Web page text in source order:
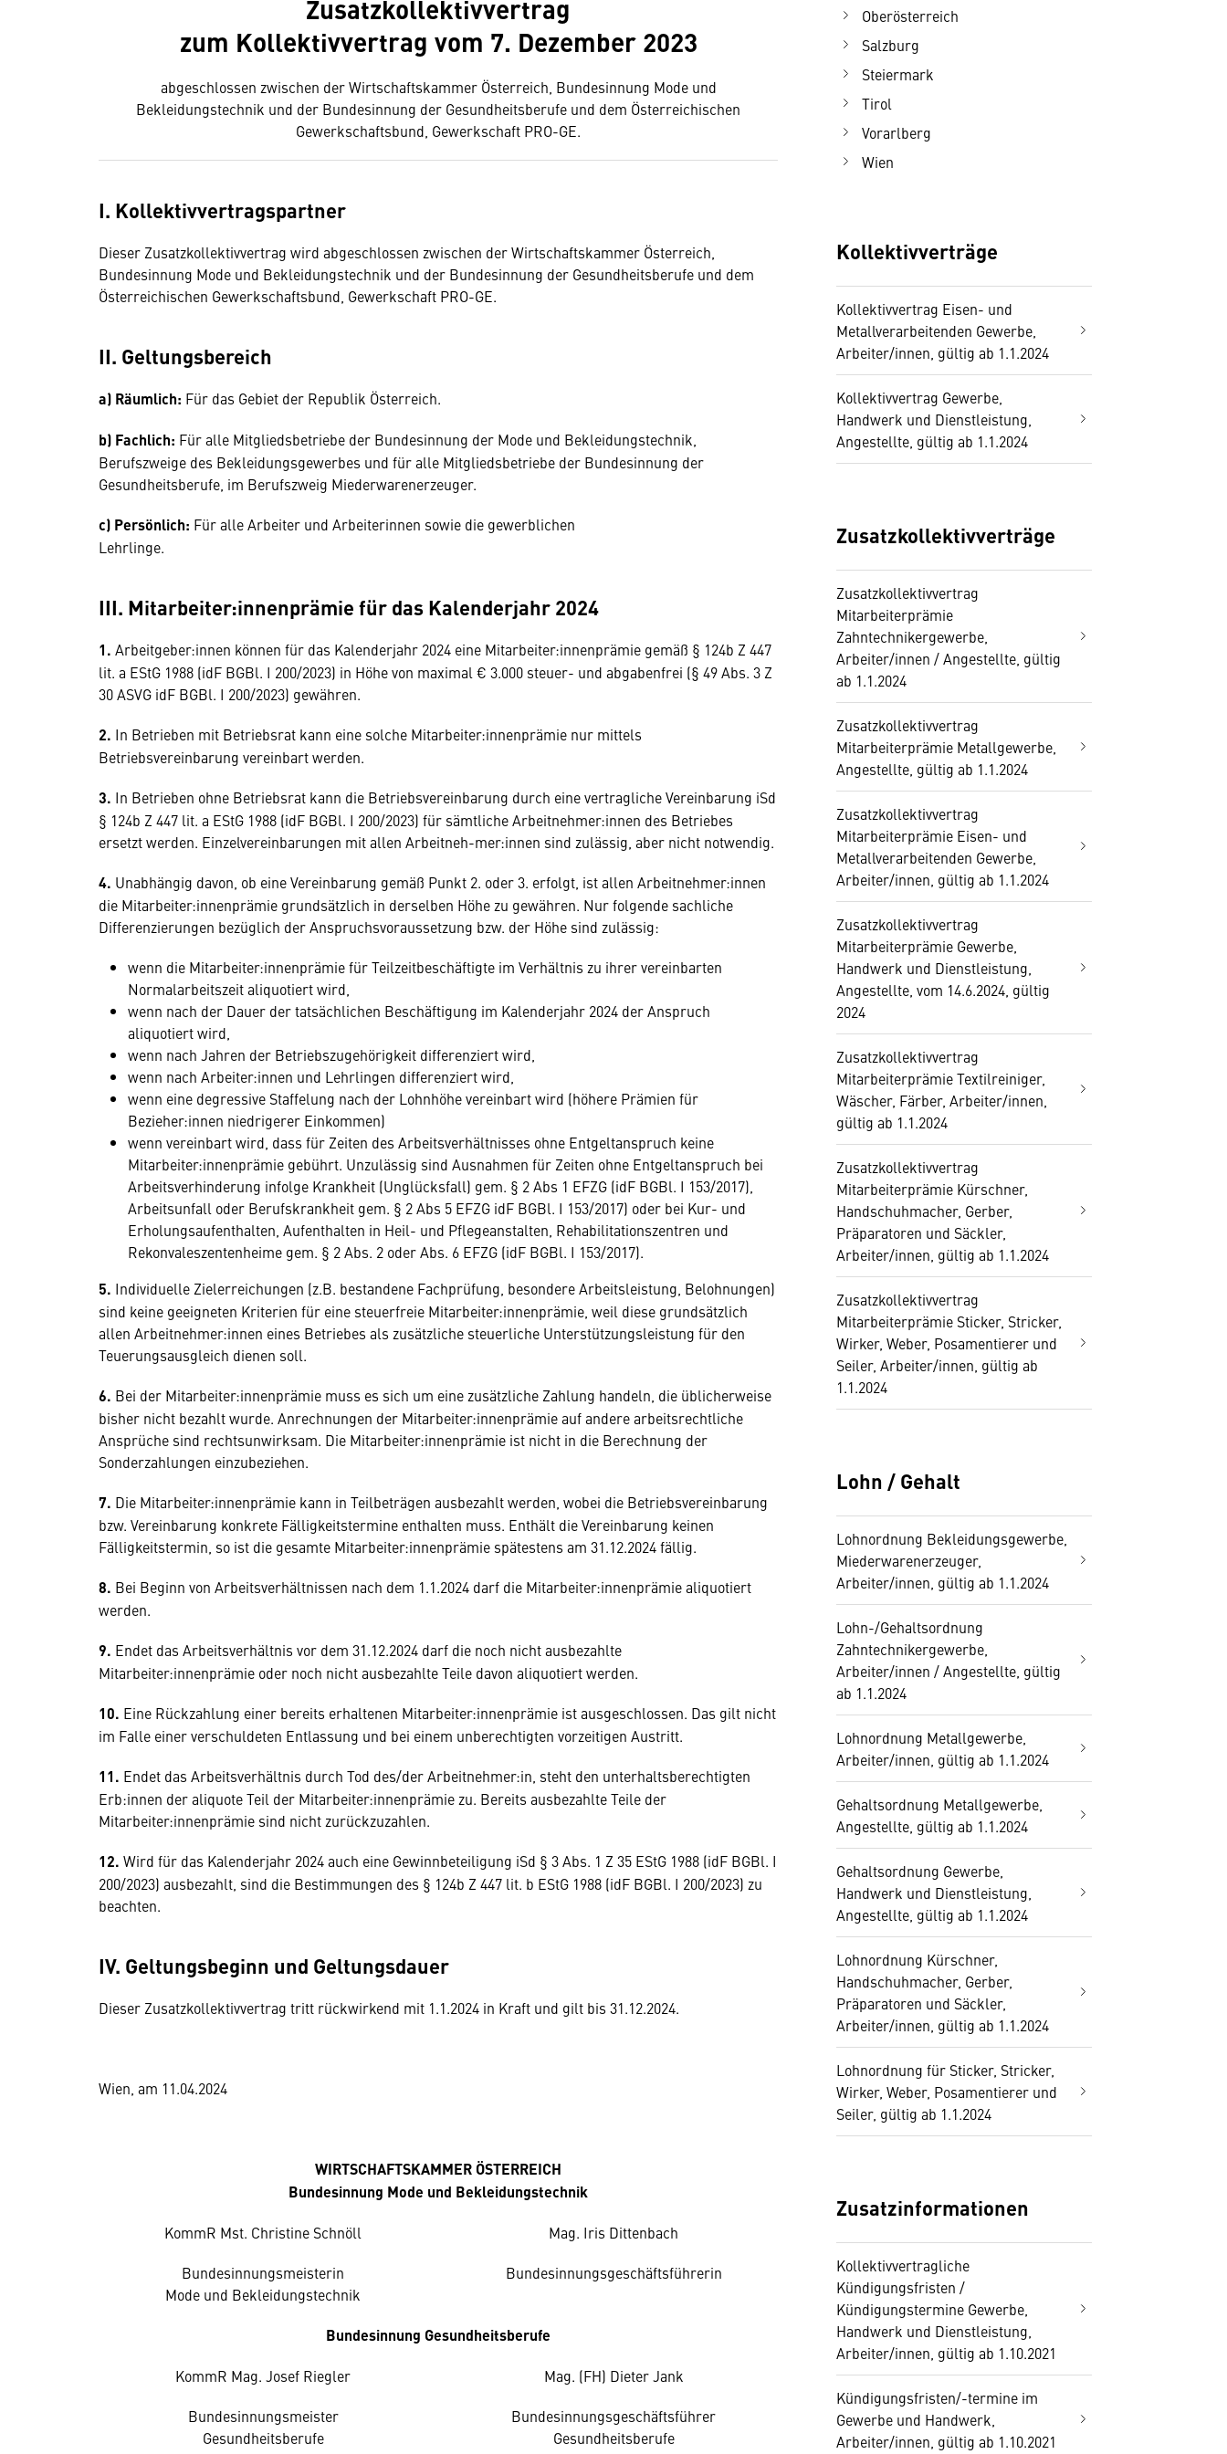
Zusatzkollektivvertrag
zum Kollektivvertrag vom 7. Dezember 2023
abgeschlossen zwischen der Wirtschaftskammer Österreich, Bundesinnung Mode und
Bekleidungstechnik und der Bundesinnung der Gesundheitsberufe und dem Österreichischen
Gewerkschaftsbund, Gewerkschaft PRO-GE.
I. Kollektivvertragspartner
Dieser Zusatzkollektivvertrag wird abgeschlossen zwischen der Wirtschaftskammer Österreich,
Bundesinnung Mode und Bekleidungstechnik und der Bundesinnung der Gesundheitsberufe und dem
Österreichischen Gewerkschaftsbund, Gewerkschaft PRO-GE.
II. Geltungsbereich
a) Räumlich: Für das Gebiet der Republik Österreich.
b) Fachlich: Für alle Mitgliedsbetriebe der Bundesinnung der Mode und Bekleidungstechnik,
Berufszweige des Bekleidungsgewerbes und für alle Mitgliedsbetriebe der Bundesinnung der
Gesundheitsberufe, im Berufszweig Miederwarenerzeuger.
c) Persönlich: Für alle Arbeiter und Arbeiterinnen sowie die gewerblichen
Lehrlinge.
III. Mitarbeiter:innenprämie für das Kalenderjahr 2024
1. Arbeitgeber:innen können für das Kalenderjahr 2024 eine Mitarbeiter:innenprämie gemäß § 124b Z 447
lit. a EStG 1988 (idF BGBl. I 200/2023) in Höhe von maximal € 3.000 steuer- und abgabenfrei (§ 49 Abs. 3 Z
30 ASVG idF BGBl. I 200/2023) gewähren.
2. In Betrieben mit Betriebsrat kann eine solche Mitarbeiter:innenprämie nur mittels
Betriebsvereinbarung vereinbart werden.
3. In Betrieben ohne Betriebsrat kann die Betriebsvereinbarung durch eine vertragliche Vereinbarung iSd
§ 124b Z 447 lit. a EStG 1988 (idF BGBl. I 200/2023) für sämtliche Arbeitnehmer:innen des Betriebes
ersetzt werden. Einzelvereinbarungen mit allen Arbeitneh-mer:innen sind zulässig, aber nicht notwendig.
4. Unabhängig davon, ob eine Vereinbarung gemäß Punkt 2. oder 3. erfolgt, ist allen Arbeitnehmer:innen
die Mitarbeiter:innenprämie grundsätzlich in derselben Höhe zu gewähren. Nur folgende sachliche
Differenzierungen bezüglich der Anspruchsvoraussetzung bzw. der Höhe sind zulässig:
wenn die Mitarbeiter:innenprämie für Teilzeitbeschäftigte im Verhältnis zu ihrer vereinbarten
Normalarbeitszeit aliquotiert wird,
wenn nach der Dauer der tatsächlichen Beschäftigung im Kalenderjahr 2024 der Anspruch
aliquotiert wird,
wenn nach Jahren der Betriebszugehörigkeit differenziert wird,
wenn nach Arbeiter:innen und Lehrlingen differenziert wird,
wenn eine degressive Staffelung nach der Lohnhöhe vereinbart wird (höhere Prämien für
Bezieher:innen niedrigerer Einkommen)
wenn vereinbart wird, dass für Zeiten des Arbeitsverhältnisses ohne Entgeltanspruch keine
Mitarbeiter:innenprämie gebührt. Unzulässig sind Ausnahmen für Zeiten ohne Entgeltanspruch bei
Arbeitsverhinderung infolge Krankheit (Unglücksfall) gem. § 2 Abs 1 EFZG (idF BGBl. I 153/2017),
Arbeitsunfall oder Berufskrankheit gem. § 2 Abs 5 EFZG idF BGBl. I 153/2017) oder bei Kur- und
Erholungsaufenthalten, Aufenthalten in Heil- und Pflegeanstalten, Rehabilitationszentren und
Rekonvaleszentenheime gem. § 2 Abs. 2 oder Abs. 6 EFZG (idF BGBl. I 153/2017).
5. Individuelle Zielerreichungen (z.B. bestandene Fachprüfung, besondere Arbeitsleistung, Belohnungen)
sind keine geeigneten Kriterien für eine steuerfreie Mitarbeiter:innenprämie, weil diese grundsätzlich
allen Arbeitnehmer:innen eines Betriebes als zusätzliche steuerliche Unterstützungsleistung für den
Teuerungsausgleich dienen soll.
6. Bei der Mitarbeiter:innenprämie muss es sich um eine zusätzliche Zahlung handeln, die üblicherweise
bisher nicht bezahlt wurde. Anrechnungen der Mitarbeiter:innenprämie auf andere arbeitsrechtliche
Ansprüche sind rechtsunwirksam. Die Mitarbeiter:innenprämie ist nicht in die Berechnung der
Sonderzahlungen einzubeziehen.
7. Die Mitarbeiter:innenprämie kann in Teilbeträgen ausbezahlt werden, wobei die Betriebsvereinbarung
bzw. Vereinbarung konkrete Fälligkeitstermine enthalten muss. Enthält die Vereinbarung keinen
Fälligkeitstermin, so ist die gesamte Mitarbeiter:innenprämie spätestens am 31.12.2024 fällig.
8. Bei Beginn von Arbeitsverhältnissen nach dem 1.1.2024 darf die Mitarbeiter:innenprämie aliquotiert
werden.
9. Endet das Arbeitsverhältnis vor dem 31.12.2024 darf die noch nicht ausbezahlte
Mitarbeiter:innenprämie oder noch nicht ausbezahlte Teile davon aliquotiert werden.
10. Eine Rückzahlung einer bereits erhaltenen Mitarbeiter:innenprämie ist ausgeschlossen. Das gilt nicht
im Falle einer verschuldeten Entlassung und bei einem unberechtigten vorzeitigen Austritt.
11. Endet das Arbeitsverhältnis durch Tod des/der Arbeitnehmer:in, steht den unterhaltsberechtigten
Erb:innen der aliquote Teil der Mitarbeiter:innenprämie zu. Bereits ausbezahlte Teile der
Mitarbeiter:innenprämie sind nicht zurückzuzahlen.
12. Wird für das Kalenderjahr 2024 auch eine Gewinnbeteiligung iSd § 3 Abs. 1 Z 35 EStG 1988 (idF BGBl. I
200/2023) ausbezahlt, sind die Bestimmungen des § 124b Z 447 lit. b EStG 1988 (idF BGBl. I 200/2023) zu
beachten.
IV. Geltungsbeginn und Geltungsdauer
Dieser Zusatzkollektivvertrag tritt rückwirkend mit 1.1.2024 in Kraft und gilt bis 31.12.2024.
Wien, am 11.04.2024
WIRTSCHAFTSKAMMER ÖSTERREICH
Bundesinnung Mode und Bekleidungstechnik
KommR Mst. Christine Schnöll
Bundesinnungsmeisterin
Mode und Bekleidungstechnik
Mag. Iris Dittenbach
Bundesinnungsgeschäftsführerin
Bundesinnung Gesundheitsberufe
KommR Mag. Josef Riegler
Bundesinnungsmeister
Gesundheitsberufe
Mag. (FH) Dieter Jank
Bundesinnungsgeschäftsführer
Gesundheitsberufe
Oberösterreich
Salzburg
Steiermark
Tirol
Vorarlberg
Wien
Kollektivverträge
Kollektivvertrag Eisen- und
Metallverarbeitenden Gewerbe,
Arbeiter/innen, gültig ab 1.1.2024
Kollektivvertrag Gewerbe,
Handwerk und Dienstleistung,
Angestellte, gültig ab 1.1.2024
Zusatzkollektivverträge
Zusatzkollektivvertrag
Mitarbeiterprämie
Zahntechnikergewerbe,
Arbeiter/innen / Angestellte, gültig
ab 1.1.2024
Zusatzkollektivvertrag
Mitarbeiterprämie Metallgewerbe,
Angestellte, gültig ab 1.1.2024
Zusatzkollektivvertrag
Mitarbeiterprämie Eisen- und
Metallverarbeitenden Gewerbe,
Arbeiter/innen, gültig ab 1.1.2024
Zusatzkollektivvertrag
Mitarbeiterprämie Gewerbe,
Handwerk und Dienstleistung,
Angestellte, vom 14.6.2024, gültig
2024
Zusatzkollektivvertrag
Mitarbeiterprämie Textilreiniger,
Wäscher, Färber, Arbeiter/innen,
gültig ab 1.1.2024
Zusatzkollektivvertrag
Mitarbeiterprämie Kürschner,
Handschuhmacher, Gerber,
Präparatoren und Säckler,
Arbeiter/innen, gültig ab 1.1.2024
Zusatzkollektivvertrag
Mitarbeiterprämie Sticker, Stricker,
Wirker, Weber, Posamentierer und
Seiler, Arbeiter/innen, gültig ab
1.1.2024
Lohn / Gehalt
Lohnordnung Bekleidungsgewerbe,
Miederwarenerzeuger,
Arbeiter/innen, gültig ab 1.1.2024
Lohn-/Gehaltsordnung
Zahntechnikergewerbe,
Arbeiter/innen / Angestellte, gültig
ab 1.1.2024
Lohnordnung Metallgewerbe,
Arbeiter/innen, gültig ab 1.1.2024
Gehaltsordnung Metallgewerbe,
Angestellte, gültig ab 1.1.2024
Gehaltsordnung Gewerbe,
Handwerk und Dienstleistung,
Angestellte, gültig ab 1.1.2024
Lohnordnung Kürschner,
Handschuhmacher, Gerber,
Präparatoren und Säckler,
Arbeiter/innen, gültig ab 1.1.2024
Lohnordnung für Sticker, Stricker,
Wirker, Weber, Posamentierer und
Seiler, gültig ab 1.1.2024
Zusatzinformationen
Kollektivvertragliche
Kündigungsfristen /
Kündigungstermine Gewerbe,
Handwerk und Dienstleistung,
Arbeiter/innen, gültig ab 1.10.2021
Kündigungsfristen/-termine im
Gewerbe und Handwerk,
Arbeiter/innen, gültig ab 1.10.2021